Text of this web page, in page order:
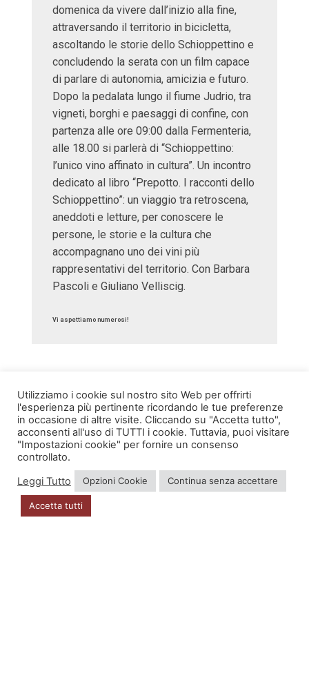
domenica da vivere dall’inizio alla fine,
attraversando il territorio in bicicletta,
ascoltando le storie dello Schioppettino e
concludendo la serata con un film capace
di parlare di autonomia, amicizia e futuro.
Dopo la pedalata lungo il fiume Judrio, tra
vigneti, borghi e paesaggi di confine, con
partenza alle ore 09:00 dalla Fermenteria,
alle 18.00 si parlerà di “Schioppettino:
l’unico vino affinato in cultura”. Un incontro
dedicato al libro “Prepotto. I racconti dello
Schioppettino”: un viaggio tra retroscena,
aneddoti e letture, per conoscere le
persone, le storie e la cultura che
accompagnano uno dei vini più
rappresentativi del territorio. Con Barbara
Pascoli e Giuliano Velliscig.
Vi aspettiamo numerosi!
INFO
Account
Privacy Policy
Utilizziamo i cookie sul nostro sito Web per offrirti
l'esperienza più pertinente ricordando le tue preferenze
in occasione di altre visite. Cliccando su "Accetta tutto",
acconsenti all'uso di TUTTI i cookie. Tuttavia, puoi visitare
"Impostazioni cookie" per fornire un consenso
controllato.
Leggi Tutto
Opzioni Cookie Continua senza accettare
Accetta tutti